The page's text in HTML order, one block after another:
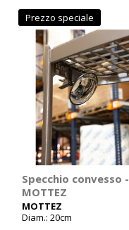
Prezzo speciale
Specchio convesso -
MOTTEZ
MOTTEZ
Diam.: 20cm